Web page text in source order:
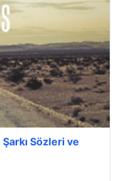
Sözleri ve